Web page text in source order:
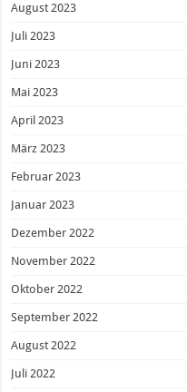
August 2023
Juli 2023
Juni 2023
Mai 2023
April 2023
März 2023
Februar 2023
Januar 2023
Dezember 2022
November 2022
Oktober 2022
September 2022
August 2022
Juli 2022